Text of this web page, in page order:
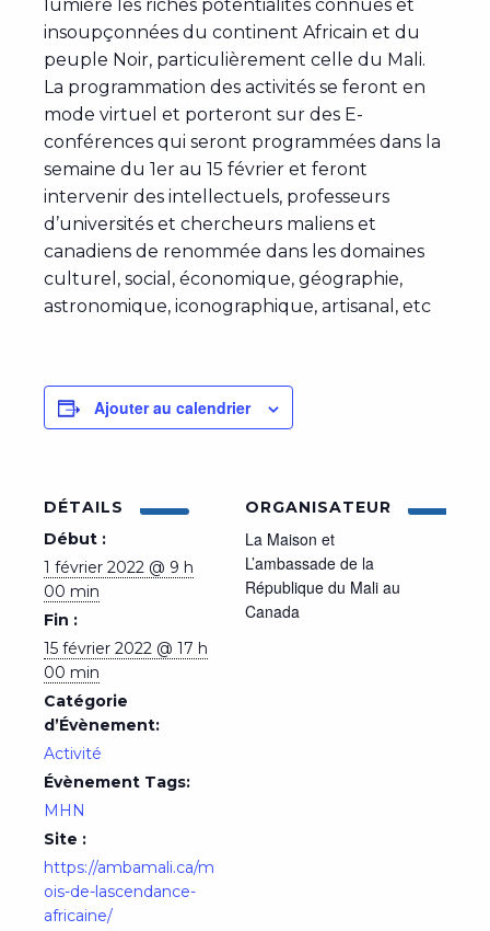
lumière les riches potentialités connues et
insoupçonnées du continent Africain et du
peuple Noir, particulièrement celle du Mali.
La programmation des activités se feront en
mode virtuel et porteront sur des E-
conférences qui seront programmées dans la
semaine du 1er au 15 février et feront
intervenir des intellectuels, professeurs
d’universités et chercheurs maliens et
canadiens de renommée dans les domaines
culturel, social, économique, géographie,
astronomique, iconographique, artisanal, etc
Ajouter au calendrier
DÉTAILS
Début :
1 février 2022 @ 9 h
00 min
Fin :
15 février 2022 @ 17 h
00 min
Catégorie
d’Évènement:
Activité
Évènement Tags:
MHN
Site :
https://ambamali.ca/m
ois-de-lascendance-
africaine/
ORGANISATEUR
La Maison et
L’ambassade de la
République du Mali au
Canada